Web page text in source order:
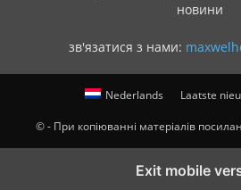
новини
зв'язатися з нами:
Nederlands Laatste
© - При копіюванні матеріалів
Exit mobile